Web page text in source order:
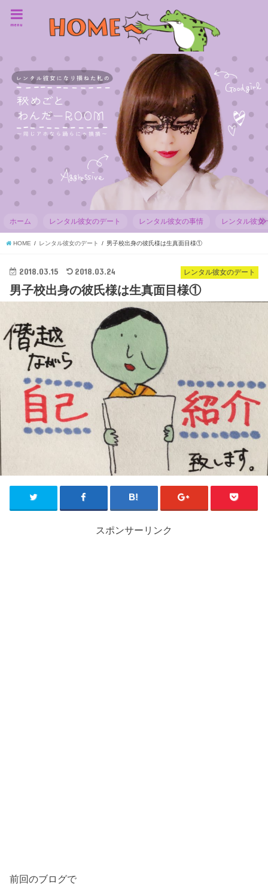
menu
ホーム レンタル彼女のデート レンタル彼女の事情 レンタル彼女
HOME レンタル彼女のデート 男子校出身の彼氏様は生真面目様①
レンタル彼女のデート
2018.03.15 2018.03.24
男子校出身の彼氏様は生真面目様①
スポンサーリンク
前回のブログで